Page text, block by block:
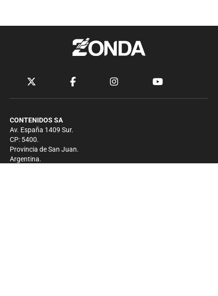
CONTENIDOS SA
Av. España 1409 Sur.
CP: 5400.
Provincia de San Juan.
Argentina.